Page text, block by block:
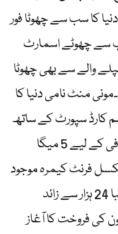
کا سب سے چھوٹا فور
سے چھوٹے اسمارٹ
پام فون((3.3انچ ڈسپلے والے سے بھی چھوٹا
منٹ نامی دنیا کا
کارڈ سپورٹ کے ساتھ
تیار کیا گیا ہے اور اس میں فوٹوگرافی کے لیے 5 میگا
جبکہ 2 میگا پکسل فرنٹ کیمرہ موجود
ہے۔فون کی قیمت 150 ڈالر (تقریبا 24 ہزار سے زائد
کی فروخت کا آغاز